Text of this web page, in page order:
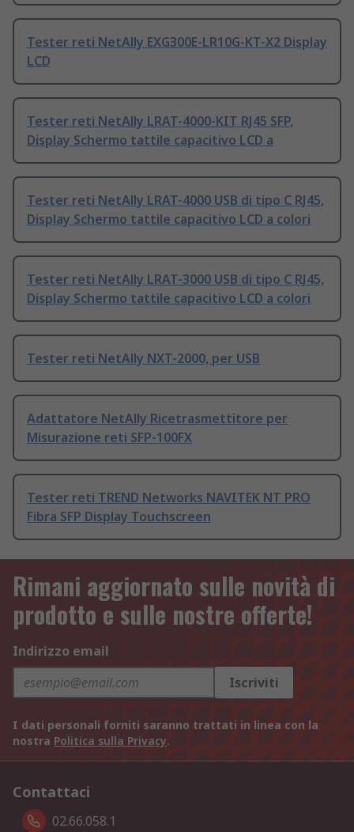
Tester reti NetAlly EXG300E-LR10G-KT-X2 Display
LCD
Tester reti NetAlly LRAT-4000-KIT RJ45 SFP,
Display Schermo tattile capacitivo LCD a
Tester reti NetAlly LRAT-4000 USB di tipo C RJ45,
Display Schermo tattile capacitivo LCD a colori
Tester reti NetAlly LRAT-3000 USB di tipo C RJ45,
Display Schermo tattile capacitivo LCD a colori
Tester reti NetAlly NXT-2000, per USB
Adattatore NetAlly Ricetrasmettitore per
Misurazione reti SFP-100FX
Tester reti TREND Networks NAVITEK NT PRO
Fibra SFP Display Touchscreen
Rimani aggiornato sulle novità di
prodotto e sulle nostre offerte!
Indirizzo email
Iscriviti
I dati personali forniti saranno trattati in linea con la
nostra Politica sulla Privacy.
Contattaci
02.66.058.1